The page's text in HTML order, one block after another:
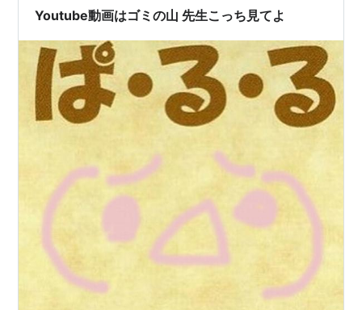
のインタビュー記事を読んで、その…
Youtube動画はゴミの山 先生こっち見てよ